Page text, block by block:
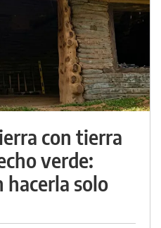
con tierra
verde:
hacerla solo